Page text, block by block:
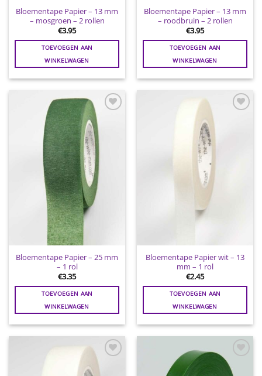
Bloementape Papier – 13 mm
– mosgroen – 2 rollen
€3.95
TOEVOEGEN AAN
WINKELWAGEN
Bloementape Papier – 13 mm
– roodbruin – 2 rollen
€3.95
TOEVOEGEN AAN
WINKELWAGEN
Toevoegen
aan
wenslijst
Bloementape Papier – 25 mm
– 1 rol
€3.35
TOEVOEGEN AAN
WINKELWAGEN
Bloementape Papier wit – 13
mm – 1 rol
€2.45
TOEVOEGEN AAN
WINKELWAGEN
Toevoegen
Toevoegen
aan